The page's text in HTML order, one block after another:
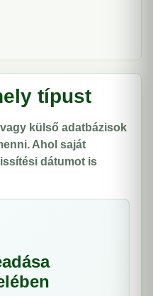
típust
külső adatbázisok
Ahol saját
dátumot is